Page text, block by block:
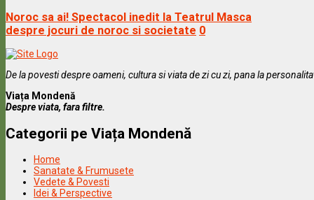
Noroc sa ai! Spectacol inedit la Teatrul Masca
despre jocuri de noroc si societate 0
De la povesti despre oameni, cultura si viata de zi cu zi, pana la
Viața Mondenă
Despre viata, fara filtre.
Categorii pe Viața Mondenă
Home
Sanatate & Frumusete
Vedete & Povesti
Idei & Perspective